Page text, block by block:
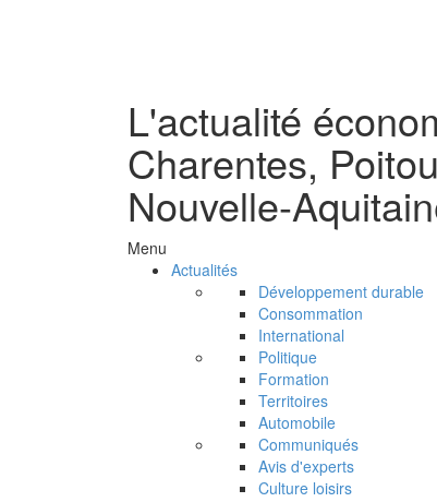
L'actualité
Charentes,
Nouvelle-
Menu
Actualités
Développement durable
Consommation
International
Politique
Formation
Territoires
Automobile
Communiqués
Avis d'experts
Culture loisirs